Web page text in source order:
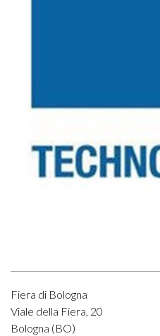
Fiera di Bologna
Viale della Fiera, 20
Bologna (BO)